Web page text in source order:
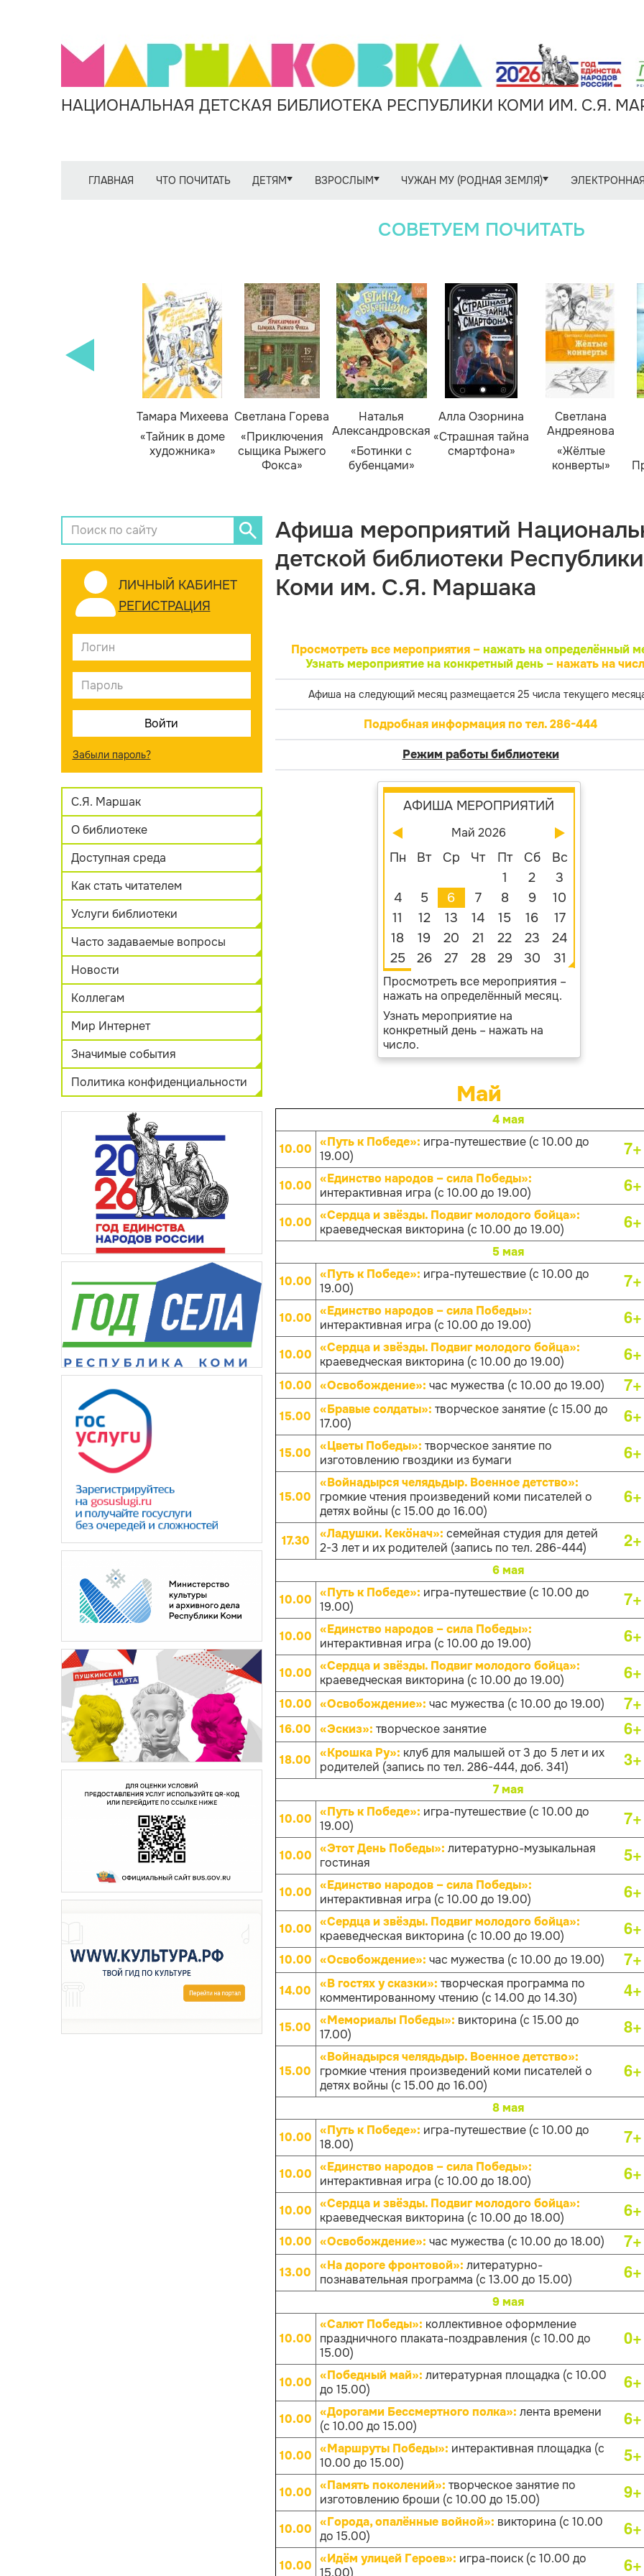
НАЦИОНАЛЬНАЯ ДЕТСКАЯ БИБЛИОТЕКА РЕСПУБЛИКИ КОМИ ИМ. С.Я.
ГЛАВНАЯ ЧТО ПОЧИТАТЬ ДЕТЯМ ВЗРОСЛЫМ ЧУЖАН МУ (РОДНАЯ ЗЕМЛЯ)
СОВЕТУЕМ ПОЧИТАТЬ
Тамара Михеева
«Тайник в доме
художника»
Светлана Горева
«Приключения
сыщика Рыжего
Фокса»
Наталья
Александровская
«Ботинки с
бубенцами»
Алла Озорнина
«Страшная тайна
смартфона»
Светлана
Андреянова
«Жёлтые
конверты»
ЛИЧНЫЙ КАБИНЕТ
РЕГИСТРАЦИЯ
Забыли пароль?
С.Я. Маршак
О библиотеке
Доступная среда
Как стать читателем
Услуги библиотеки
Часто задаваемые вопросы
Новости
Коллегам
Мир Интернет
Значимые события
Политика конфиденциальности
Афиша мероприятий
детской библиотеки Республики
Коми им. С.Я. Маршака
Просмотреть все мероприятия – нажать на определённый
Узнать мероприятие на конкретный день –нажать на
Афиша на следующий месяц размещается 25 числа текущего
Подробная информация по тел. 286-444
Режим работы библиотеки
АФИША МЕРОПРИЯТИЙ
Май 2026
Пн Вт Ср Чт Пт Сб
Вс
1
2
3
4
5 6 7 8 9
10
11
12 13 14 15 16
17
18
19 20 21 22 23
24
25
26 27 28 29 30 31
Просмотреть все мероприятия –
нажать на определённый месяц.
Узнать мероприятие на
конкретный день – нажать на
число.
Май
4 мая
10.00 «Путь к Победе»: игра-путешествие (с 10.00 до
19.00)
7+
10.00 «Единство народов – сила Победы»:
интерактивная игра (с 10.00 до 19.00)
6+
10.00 «Сердца и звёзды. Подвиг молодого бойца»:
краеведческая викторина (с 10.00 до 19.00)
6+
5 мая
10.00 «Путь к Победе»: игра-путешествие (с 10.00 до
19.00)
7+
10.00 «Единство народов – сила Победы»:
интерактивная игра (с 10.00 до 19.00)
6+
10.00 «Сердца и звёзды. Подвиг молодого бойца»:
краеведческая викторина (с 10.00 до 19.00)
6+
10.00 «Освобождение»: час мужества (с 10.00 до 19.00) 7+
15.00 «Бравые солдаты»: творческое занятие (с 15.00 до
17.00)
6+
15.00 «Цветы Победы»: творческое занятие по
изготовлению гвоздики из бумаги
6+
15.00
«Войнадырся челядьдыр. Военное детство»:
громкие чтения произведений коми писателей о
детях войны (с 15.00 до 16.00)
6+
17.30 «Ладушки. Кекӧнач»: семейная студия для детей
2-3 лет и их родителей (запись по тел. 286-444)
2+
6 мая
10.00 «Путь к Победе»: игра-путешествие (с 10.00 до
19.00)
7+
10.00 «Единство народов – сила Победы»:
интерактивная игра (с 10.00 до 19.00)
6+
10.00 «Сердца и звёзды. Подвиг молодого бойца»:
краеведческая викторина (с 10.00 до 19.00)
6+
10.00 «Освобождение»: час мужества (с 10.00 до 19.00) 7+
16.00
«Эскиз»: творческое занятие 6+
18.00 «Крошка Ру»: клуб для малышей от 3 до 5 лет и их
родителей (запись по тел. 286-444, доб. 341)
3+
7 мая
10.00 «Путь к Победе»: игра-путешествие (с 10.00 до
19.00)
7+
10.00 «Этот День Победы»: литературно-музыкальная
гостиная
5+
10.00 «Единство народов – сила Победы»:
интерактивная игра (с 10.00 до 19.00)
6+
10.00 «Сердца и звёзды. Подвиг молодого бойца»:
краеведческая викторина (с 10.00 до 19.00)
6+
10.00 «Освобождение»: час мужества (с 10.00 до 19.00) 7+
14.00 «В гостях у сказки»: творческая программа по
комментированному чтению (с 14.00 до 14.30)
4+
15.00 «Мемориалы Победы»: викторина (с 15.00 до
17.00)
8+
15.00
«Войнадырся челядьдыр. Военное детство»:
громкие чтения произведений коми писателей о
детях войны (с 15.00 до 16.00)
6+
8 мая
10.00 «Путь к Победе»: игра-путешествие (с 10.00 до
18.00)
7+
10.00 «Единство народов – сила Победы»:
интерактивная игра (с 10.00 до 18.00)
6+
10.00 «Сердца и звёзды. Подвиг молодого бойца»:
краеведческая викторина (с 10.00 до 18.00)
6+
10.00 «Освобождение»: час мужества (с 10.00 до 18.00) 7+
13.00 «На дороге фронтовой»: литературно-
познавательная программа (с 13.00 до 15.00)
6+
9 мая
10.00
«Салют Победы»: коллективное оформление
праздничного плаката-поздравления (с 10.00 до
15.00)
0+
10.00 «Победный май»: литературная площадка (с 10.00
до 15.00)
6+
10.00 «Дорогами Бессмертного полка»: лента времени
(с 10.00 до 15.00)
6+
10.00 «Маршруты Победы»: интерактивная площадка (с
10.00 до 15.00)
5+
10.00 «Память поколений»: творческое занятие по
изготовлению броши (с 10.00 до 15.00)
9+
10.00 «Города, опалённые войной»: викторина (с 10.00
до 15.00)
6+
10.00 «Идём улицей Героев»: игра-поиск (с 10.00 до
15.00)
6+